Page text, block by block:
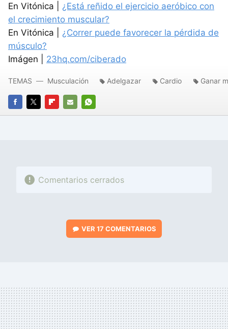
En Vitónica | ¿Está reñido el ejercicio aeróbico con
el crecimiento muscular?
En Vitónica | ¿Correr puede favorecer la pérdida de
músculo?
Imágen | 23hq.com/ciberado
FACEBOOK
TWITTERFLIPBOARD
E-
WHATSAPP
TEMAS Musculación Adelgazar Cardio Ganar
Comentarios cerrados
VER17 COMENTARIOS